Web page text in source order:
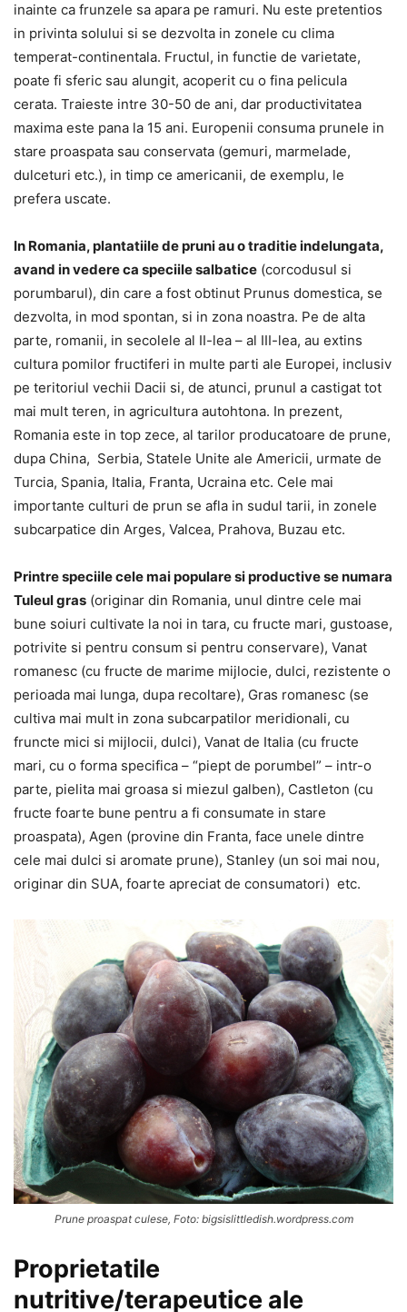
inainte ca frunzele sa apara pe ramuri. Nu este pretentios
in privinta solului si se dezvolta in zonele cu clima
temperat-continentala. Fructul, in functie de varietate,
poate fi sferic sau alungit, acoperit cu o fina pelicula
cerata. Traieste intre 30-50 de ani, dar productivitatea
maxima este pana la 15 ani. Europenii consuma prunele in
stare proaspata sau conservata (gemuri, marmelade,
dulceturi etc.), in timp ce americanii, de exemplu, le
prefera uscate.
In Romania, plantatiile de pruni au o traditie indelungata,
avand in vedere ca speciile salbatice (corcodusul si
porumbarul), din care a fost obtinut Prunus domestica, se
dezvolta, in mod spontan, si in zona noastra. Pe de alta
parte, romanii, in secolele al II-lea – al III-lea, au extins
cultura pomilor fructiferi in multe parti ale Europei, inclusiv
pe teritoriul vechii Dacii si, de atunci, prunul a castigat tot
mai mult teren, in agricultura autohtona. In prezent,
Romania este in top zece, al tarilor producatoare de prune,
dupa China, Serbia, Statele Unite ale Americii, urmate de
Turcia, Spania, Italia, Franta, Ucraina etc. Cele mai
importante culturi de prun se afla in sudul tarii, in zonele
subcarpatice din Arges, Valcea, Prahova, Buzau etc.
Printre speciile cele mai populare si productive se numara
Tuleul gras (originar din Romania, unul dintre cele mai
bune soiuri cultivate la noi in tara, cu fructe mari, gustoase,
potrivite si pentru consum si pentru conservare), Vanat
romanesc (cu fructe de marime mijlocie, dulci, rezistente o
perioada mai lunga, dupa recoltare), Gras romanesc (se
cultiva mai mult in zona subcarpatilor meridionali, cu
fruncte mici si mijlocii, dulci), Vanat de Italia (cu fructe
mari, cu o forma specifica – “piept de porumbel” – intr-o
parte, pielita mai groasa si miezul galben), Castleton (cu
fructe foarte bune pentru a fi consumate in stare
proaspata), Agen (provine din Franta, face unele dintre
cele mai dulci si aromate prune), Stanley (un soi mai nou,
originar din SUA, foarte apreciat de consumatori) etc.
Prune proaspat culese, Foto: bigsislittledish.wordpress.com
Proprietatile
nutritive/terapeutice ale